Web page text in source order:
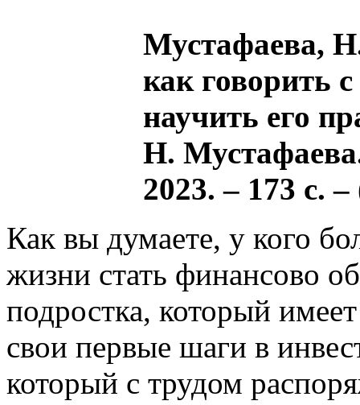
Мустафаева,
как говорить
научить его
Н.
2023. – 173 с.
Как вы думаете, у кого
жизни стать финансово
подростка, который
свои первые шаги в
который с трудом